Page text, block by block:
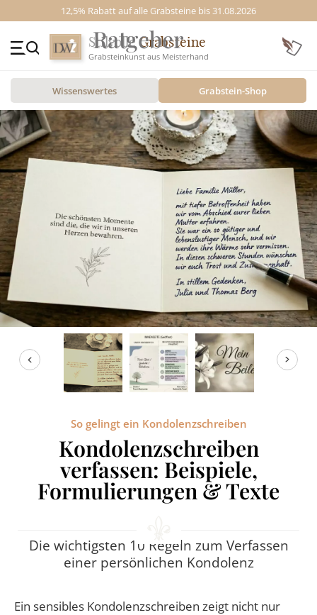
12,5% Rabatt auf alle Grabsteine bis 31.08.2026
Kontakt
GRABSTEINE
STILE
MATERIAL
ÜBER UNS
RATGEBER
KONTAKT
REFERENZEN
StilvolleGrabsteine
Grabsteinkunst aus Meisterhand
Wissenswertes Grabstein-Shop
So gelingt ein Kondolenzschreiben
Kondolenzschreiben
verfassen: Beispiele,
Formulierungen & Texte
Die wichtigsten 10 Regeln zum Verfassen
einer persönlichen Kondolenz
Ein sensibles Kondolenzschreiben zeigt nicht nur